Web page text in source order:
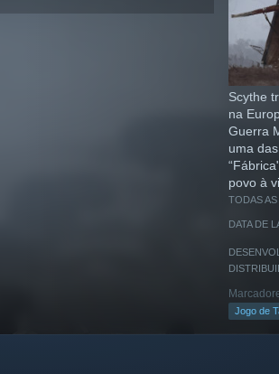
Scythe
na
Guerra
uma
povo à
TODAS AS
DATA DE
Jogo de